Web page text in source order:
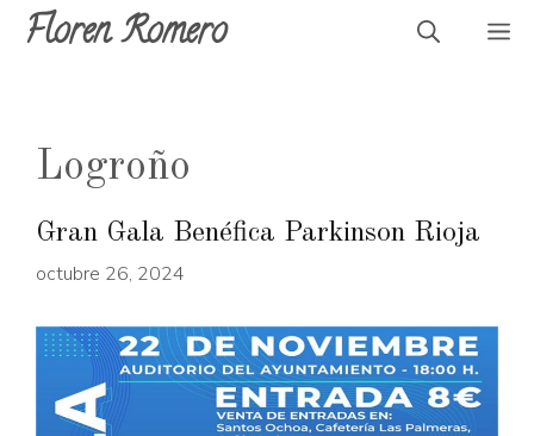
SaltarFloren Romero
Logroño
Gran Gala Benéfica Parkinson Rioja
octubre 26, 2024